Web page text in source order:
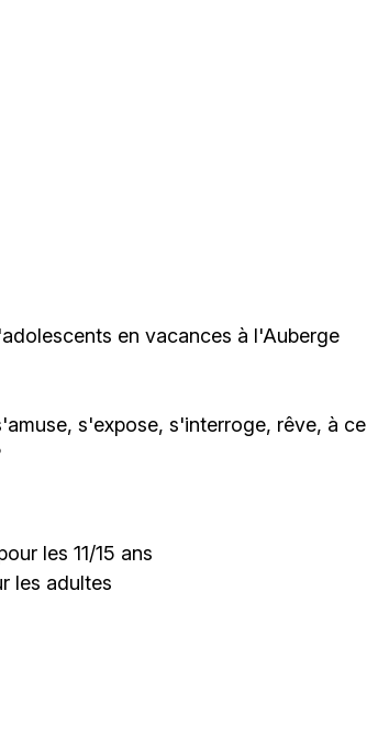
en vacances à l'Auberge
s'expose, s'interroge, rêve, à ce
les 11/15 ans
les adultes